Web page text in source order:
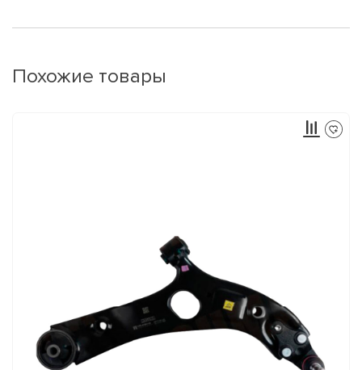
Похожие товары